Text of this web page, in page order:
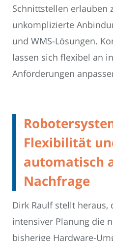
Schnittstellen erlauben
unkomplizierte
und WMS-Lösungen.
lassen sich flexibel an
Anforderungen
Flexibilität
automatisch
Nachfrage
Dirk Raulf stellt heraus,
intensiver Planung die
bisherige Hardware-